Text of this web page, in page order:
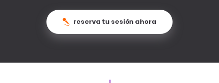
reserva tu sesión ahora